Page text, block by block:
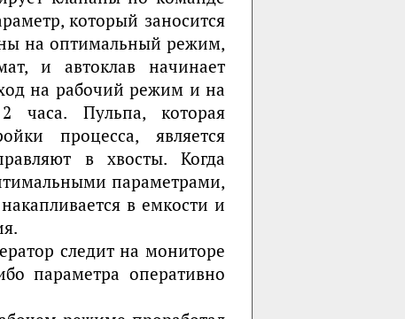
который заносится
на оптимальный режим,
и автоклав начинает
на рабочий режим и на
2 часа. Пульпа, которая
процесса, является
в хвосты. Когда
параметрами,
в емкости и
следит на мониторе
параметра оперативно